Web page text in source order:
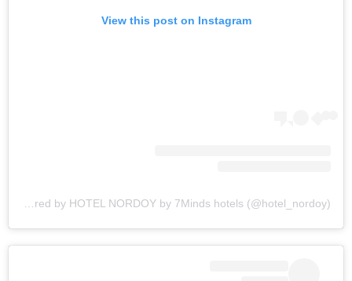
View this post on Instagram